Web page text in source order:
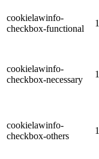
cookielawinfo-
checkbox-functional
cookielawinfo-
checkbox-necessary
cookielawinfo-
checkbox-others